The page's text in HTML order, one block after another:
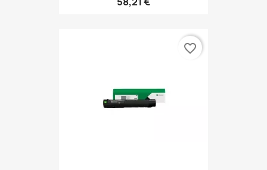
favorite_border